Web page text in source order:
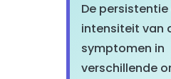
De persistentie
intensiteit van
symptomen in
verschillende